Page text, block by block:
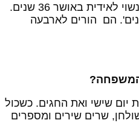
יוסי מתנדב במועדון "ליאור" נשוי לאידית באושר 36 שנים.
הם הורים לארבעה
שישי ואת החגים. כשכול
שרים שירים ומספרים